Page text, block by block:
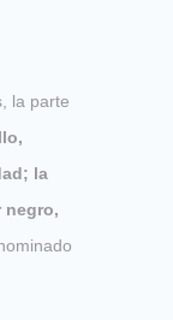
la parte
la
negro,